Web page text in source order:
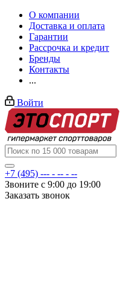
О компании
Доставка и оплата
Гарантии
Рассрочка и кредит
Бренды
Контакты
...
Войти
+7 (495) --- - -- - --
Звоните с 9:00 до 19:00
Заказать звонок